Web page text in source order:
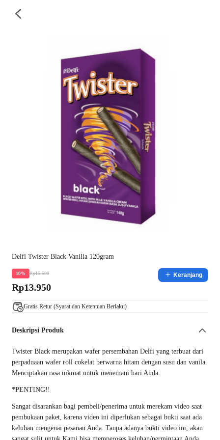
Delfi Twister Black Vanilla 120gram
10% Rp15.500
Rp13.950
Keranjang
Gratis Retur (Syarat dan Ketentuan Berlaku)
Deskripsi Produk
Twister Black merupakan wafer persembahan Delfi yang terbuat dari
perpaduaan wafer roll cokelat berwarna hitam dengan susu dan vanila.
Menciptakan rasa nikmat untuk menemani hari Anda.
*PENTING!!
Sangat disarankan bagi pembeli/penerima untuk merekam video saat
pembukaan paket, karena video ini diperlukan sebagai bukti saat ada
keluhan mengenai pesanan Anda. Tanpa adanya bukti video ini, akan